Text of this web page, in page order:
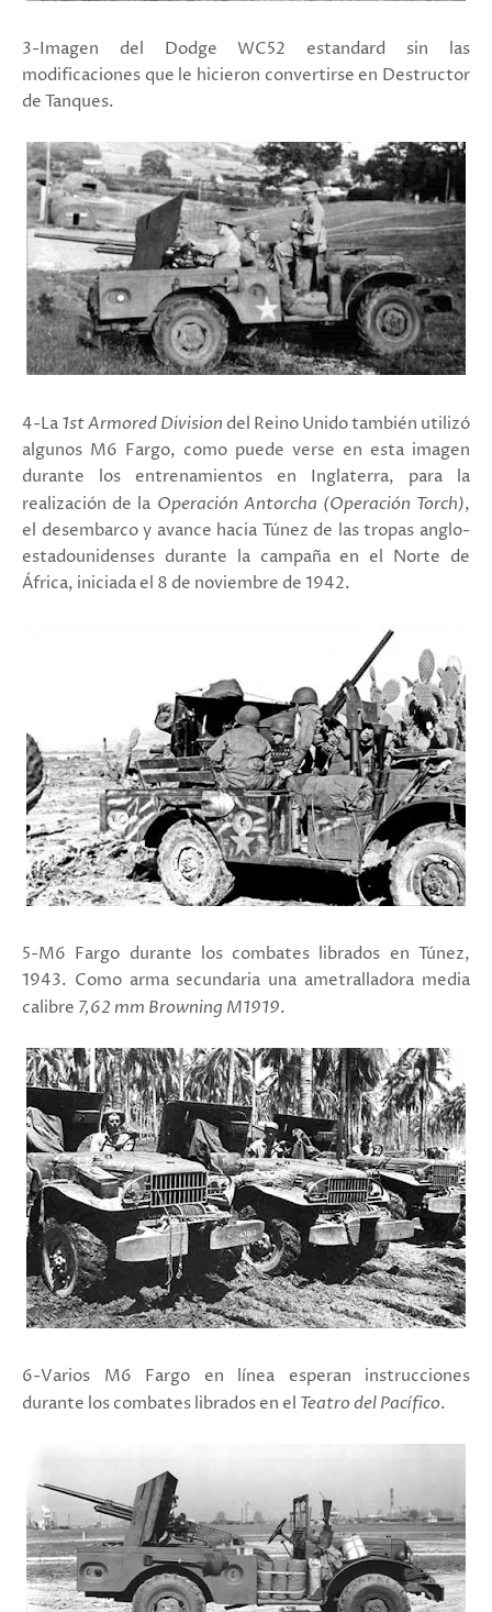
3-Imagen del Dodge WC52 estandard sin las
modificaciones que le hicieron convertirse en Destructor
de Tanques.
4-La 1st Armored Division del Reino Unido también utilizó
algunos M6 Fargo, como puede verse en esta imagen
durante los entrenamientos en Inglaterra, para la
realización de la Operación Antorcha (Operación Torch),
el desembarco y avance hacia Túnez de las tropas anglo-
estadounidenses durante la campaña en el Norte de
África, iniciada el 8 de noviembre de 1942.
5-M6 Fargo durante los combates librados en Túnez,
1943. Como arma secundaria una ametralladora media
calibre 7,62 mm Browning M1919.
6-Varios M6 Fargo en línea esperan instrucciones
durante los combates librados en el Teatro del Pacífico.